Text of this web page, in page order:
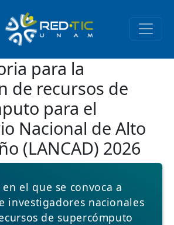
para la
de recursos de
para el
Nacional de Alto
(LANCAD) 2026
el que se convoca a
investigadores nacionales
de supercómputo